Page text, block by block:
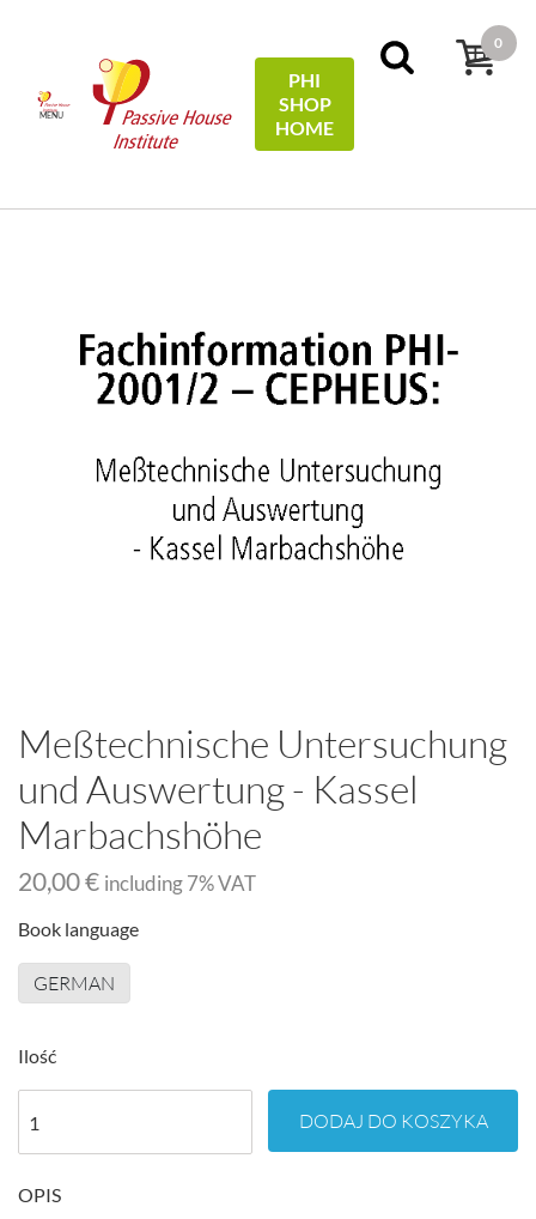
MENU
PHI
SHOP
HOME
0
Strona główna Technical Information
Meßtechnische Untersuchung
und Auswertung - Kassel
Marbachshöhe
20,00 € including 7% VAT
Book language
GERMAN
Ilość
DODAJ DO KOSZYKA
OPIS